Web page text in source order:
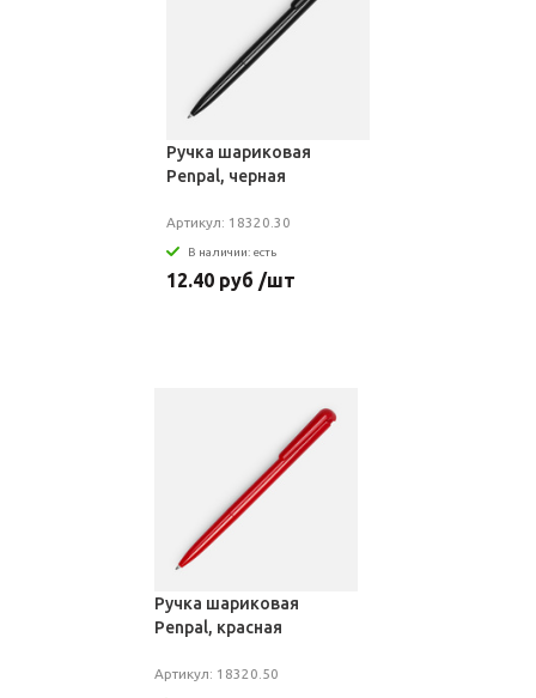
Ручка шариковая
Penpal, черная
Артикул: 18320.30
В наличии: есть
12.40 руб /шт
Ручка шариковая
Penpal, красная
Артикул: 18320.50